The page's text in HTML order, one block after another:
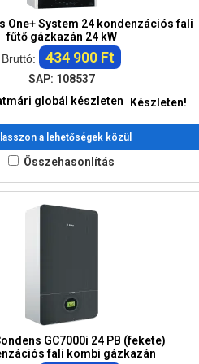
One+ System 24 kondenzációs fali
fűtő gázkazán 24 kW
Bruttó:
434 900 Ft
SAP: 108537
Készleten!
a lehetőségek közül
Összehasonlítás
GC7000i 24 PB (fekete)
fali kombi gázkazán